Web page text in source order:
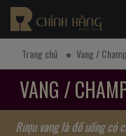
Trang chủ Vang /
VANG /
Rượu vang là đồ uống